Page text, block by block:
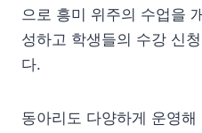
으로 흥미 위주의 수업을
성하고 학생들의 수강 신
다.
동아리도 다양하게 운영